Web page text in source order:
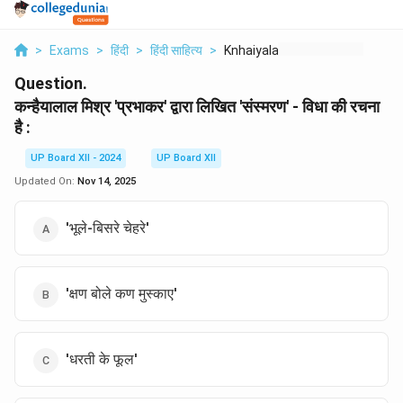
> Exams > हिंदी > हिंदी साहित्य > Knhaiyalal Mishr Prb...
Question.
कन्हैयालाल मिश्र 'प्रभाकर' द्वारा लिखित 'संस्मरण' - विधा की रचना
है :
UP Board XII - 2024
UP Board XII
Updated On: Nov 14, 2025
'भूले-बिसरे चेहरे'
'क्षण बोले कण मुस्काए'
'धरती के फूल'